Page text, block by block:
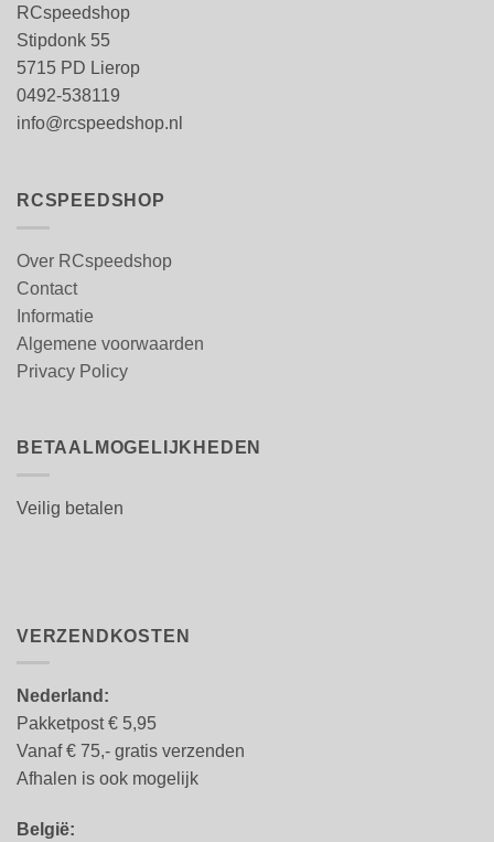
RCspeedshop
Stipdonk 55
5715 PD Lierop
0492-538119
info@rcspeedshop.nl
RCSPEEDSHOP
Over RCspeedshop
Contact
Informatie
Algemene voorwaarden
Privacy Policy
BETAALMOGELIJKHEDEN
Veilig betalen
VERZENDKOSTEN
Nederland:
Pakketpost € 5,95
Vanaf € 75,- gratis verzenden
Afhalen is ook mogelijk
België: